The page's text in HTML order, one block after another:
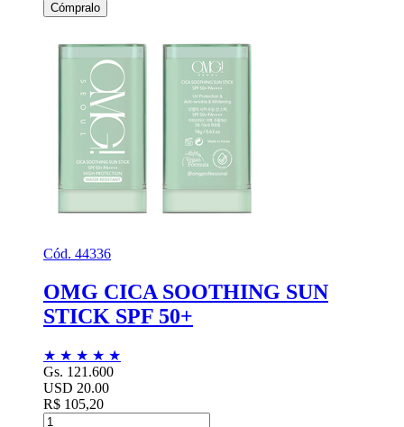
Cómpralo
Cód. 44336
OMG CICA SOOTHING SUN
STICK SPF 50+
★ ★ ★ ★ ★
Gs. 121.600
USD 20.00
R$ 105,20